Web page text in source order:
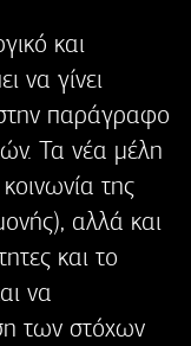
και
να γίνει
παράγραφο
Τα νέα μέλη
της
αλλά και
και το
να
των στόχων